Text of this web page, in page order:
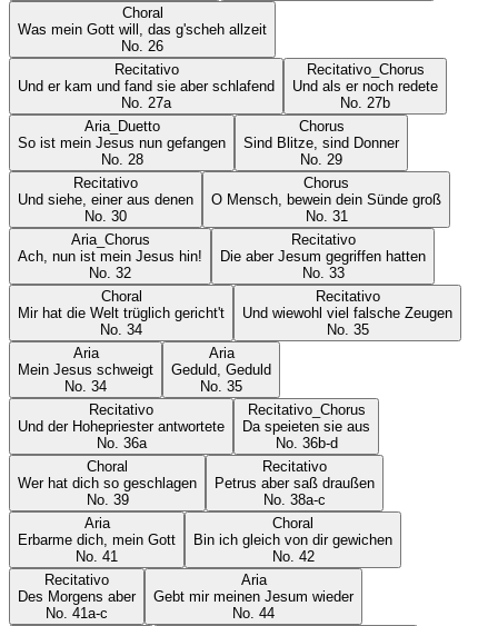
Choral
Was mein Gott will, das g'scheh allzeit
No. 26
Recitativo
Und er kam und fand sie aber schlafend
No. 27a
Recitativo_Chorus
Und als er noch redete
No. 27b
Aria_Duetto
So ist mein Jesus nun gefangen
No. 28
Chorus
Sind Blitze, sind Donner
No. 29
Recitativo
Und siehe, einer aus denen
No. 30
Chorus
O Mensch, bewein dein Sünde groß
No. 31
Aria_Chorus
Ach, nun ist mein Jesus hin!
No. 32
Recitativo
Die aber Jesum gegriffen hatten
No. 33
Choral
Mir hat die Welt trüglich gericht't
No. 34
Recitativo
Und wiewohl viel falsche Zeugen
No. 35
Aria
Mein Jesus schweigt
No. 34
Aria
Geduld, Geduld
No. 35
Recitativo
Und der Hohepriester antwortete
No. 36a
Recitativo_Chorus
Da speieten sie aus
No. 36b-d
Choral
Wer hat dich so geschlagen
No. 39
Recitativo
Petrus aber saß draußen
No. 38a-c
Aria
Erbarme dich, mein Gott
No. 41
Choral
Bin ich gleich von dir gewichen
No. 42
Recitativo
Des Morgens aber
No. 41a-c
Aria
Gebt mir meinen Jesum wieder
No. 44